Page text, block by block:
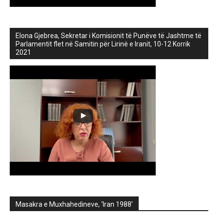
Elona Gjebrea, Sekretar i Komisionit të Punëve të Jashtme të
Parlamentit flet në Samitin për Lirinë e Iranit, 10-12 Korrik
2021
Masakra e Muxhahedineve, ‘Iran 1988’